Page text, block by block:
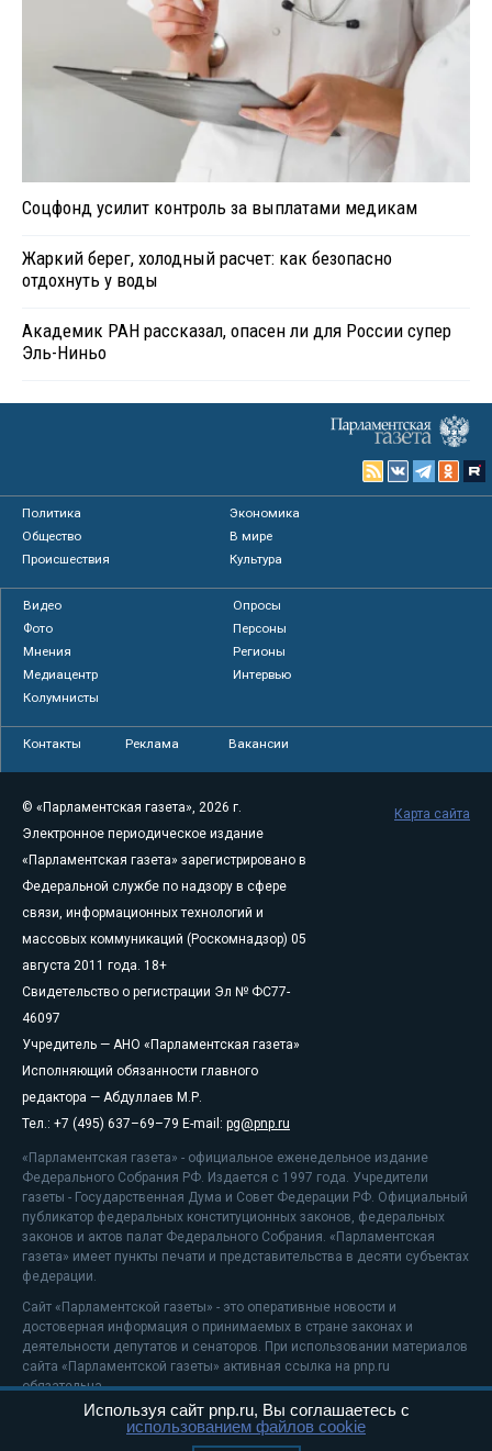
Соцфонд усилит контроль за выплатами медикам
Жаркий берег, холодный расчет: как безопасно
отдохнуть у воды
Академик РАН рассказал, опасен ли для России супер
Эль-Ниньо
Политика
Экономика
Общество
В мире
Происшествия
Культура
Видео
Опросы
Фото
Персоны
Мнения
Регионы
Медиацентр
Интервью
Колумнисты
Контакты Реклама Вакансии
© «Парламентская газета», 2026 г.
Электронное периодическое издание
«Парламентская газета» зарегистрировано в
Федеральной службе по надзору в сфере
связи, информационных технологий и
массовых коммуникаций (Роскомнадзор) 05
августа 2011 года. 18+
Свидетельство о регистрации Эл № ФС77-
46097
Учредитель — АНО «Парламентская газета»
Исполняющий обязанности главного
редактора — Абдуллаев М.Р.
Тел.: +7 (495) 637–69–79 E-mail: pg@pnp.ru
«Парламентская газета» - официальное еженедельное издание
Федерального Собрания РФ. Издается с 1997 года. Учредители
газеты - Государственная Дума и Совет Федерации РФ. Официальный
публикатор федеральных конституционных законов, федеральных
законов и актов палат Федерального Собрания. «Парламентская
газета» имеет пункты печати и представительства в десяти субъектах
федерации.
Сайт «Парламентской газеты» - это оперативные новости и
достоверная информация о принимаемых в стране законах и
деятельности депутатов и сенаторов. При использовании материалов
сайта «Парламентской газеты» активная ссылка на pnp.ru
обязательна.
На информационном ресурсе применяютсярекомендательные
Карта сайта
Используя сайт pnp.ru, Вы соглашаетесь с
использованием файлов cookie